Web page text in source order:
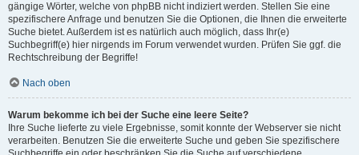
gängige Wörter, welche von phpBB nicht indiziert werden. Stellen Sie eine
spezifischere Anfrage und benutzen Sie die Optionen, die Ihnen die erweiterte
Suche bietet. Außerdem ist es natürlich auch möglich, dass Ihr(e)
Suchbegriff(e) hier nirgends im Forum verwendet wurden. Prüfen Sie ggf. die
Rechtschreibung der Begriffe!
Nach oben
Warum bekomme ich bei der Suche eine leere Seite?
Ihre Suche lieferte zu viele Ergebnisse, somit konnte der Webserver sie nicht
verarbeiten. Benutzen Sie die erweiterte Suche und geben Sie spezifischere